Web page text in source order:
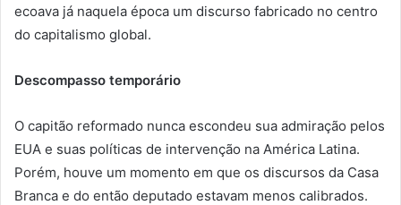
ecoava já naquela época um discurso fabricado no centro
do capitalismo global.
Descompasso temporário
O capitão reformado nunca escondeu sua admiração pelos
EUA e suas políticas de intervenção na América Latina.
Porém, houve um momento em que os discursos da Casa
Branca e do então deputado estavam menos calibrados.